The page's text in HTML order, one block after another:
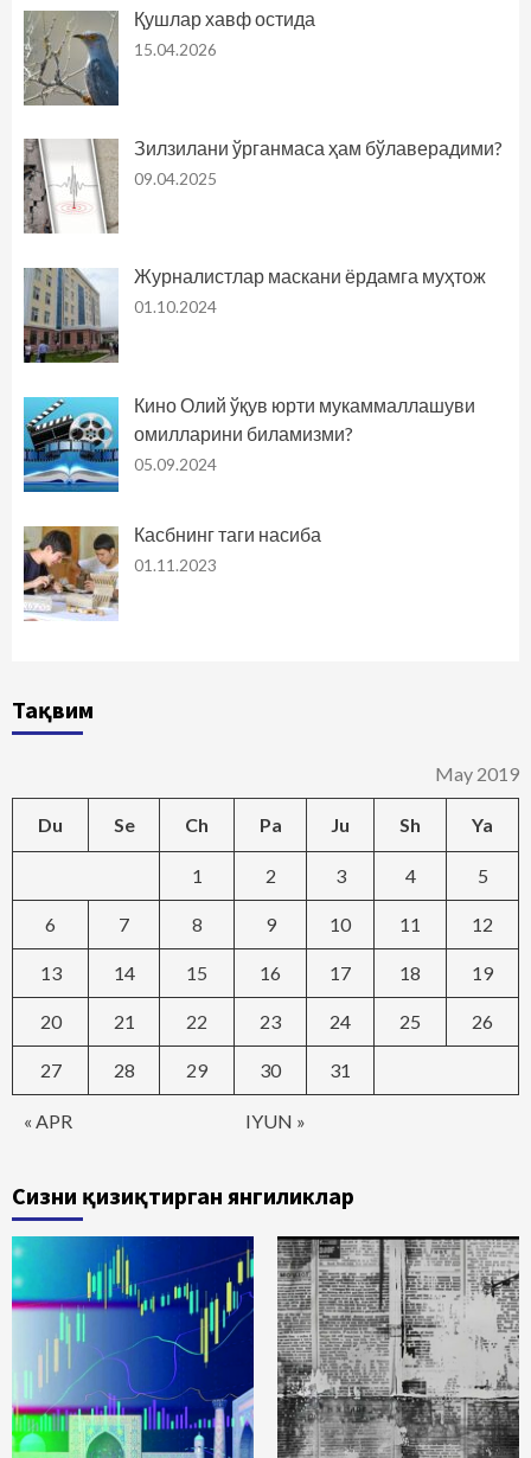
Қушлар хавф остида
15.04.2026
Зилзилани ўрганмаса ҳам бўлаверадими?
09.04.2025
Журналистлар маскани ёрдамга муҳтож
01.10.2024
Кино Олий ўқув юрти мукаммаллашуви
омилларини биламизми?
05.09.2024
Касбнинг таги насиба
01.11.2023
Тақвим
May 2019
Du Se Ch Pa Ju Sh Ya
« APR IYUN »
1 2 3 4 5
6 7 8 9 10 11 12
13 14 15 16 17 18 19
20 21 22 23 24 25 26
27 28 29 30 31
Сизни қизиқтирган янгиликлар